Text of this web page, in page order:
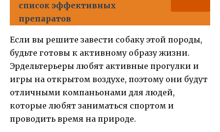
список эффективных
препаратов
Если вы решите завести собаку этой породы,
будьте готовы к активному образу жизни.
Эрдельтерьеры любят активные прогулки и
игры на открытом воздухе, поэтому они будут
отличными компаньонами для людей,
которые любят заниматься спортом и
проводить время на природе.